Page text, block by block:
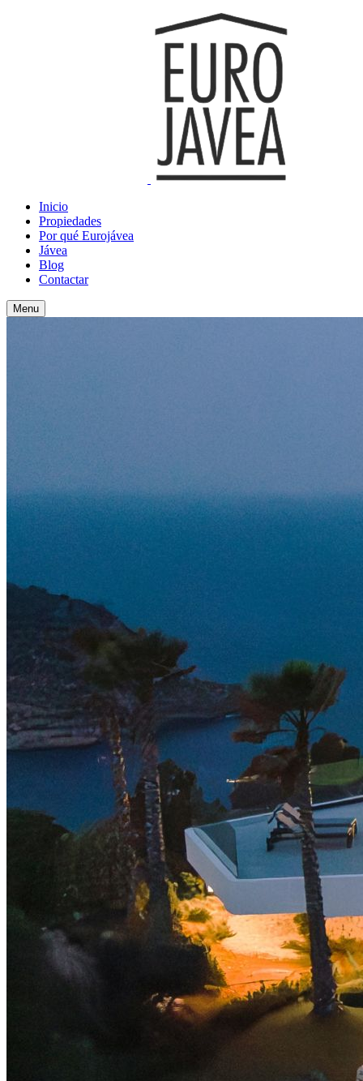
Inicio
Propiedades
Por qué Eurojávea
Jávea
Blog
Contactar
Menu